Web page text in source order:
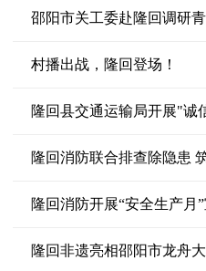
邵阳市关工委赴隆回调研
村播出战，隆回登场！
隆回县交通运输局开展"诚
隆回消防联合排查除隐患
隆回消防开展“安全生产月
隆回非遗亮相邵阳市龙舟